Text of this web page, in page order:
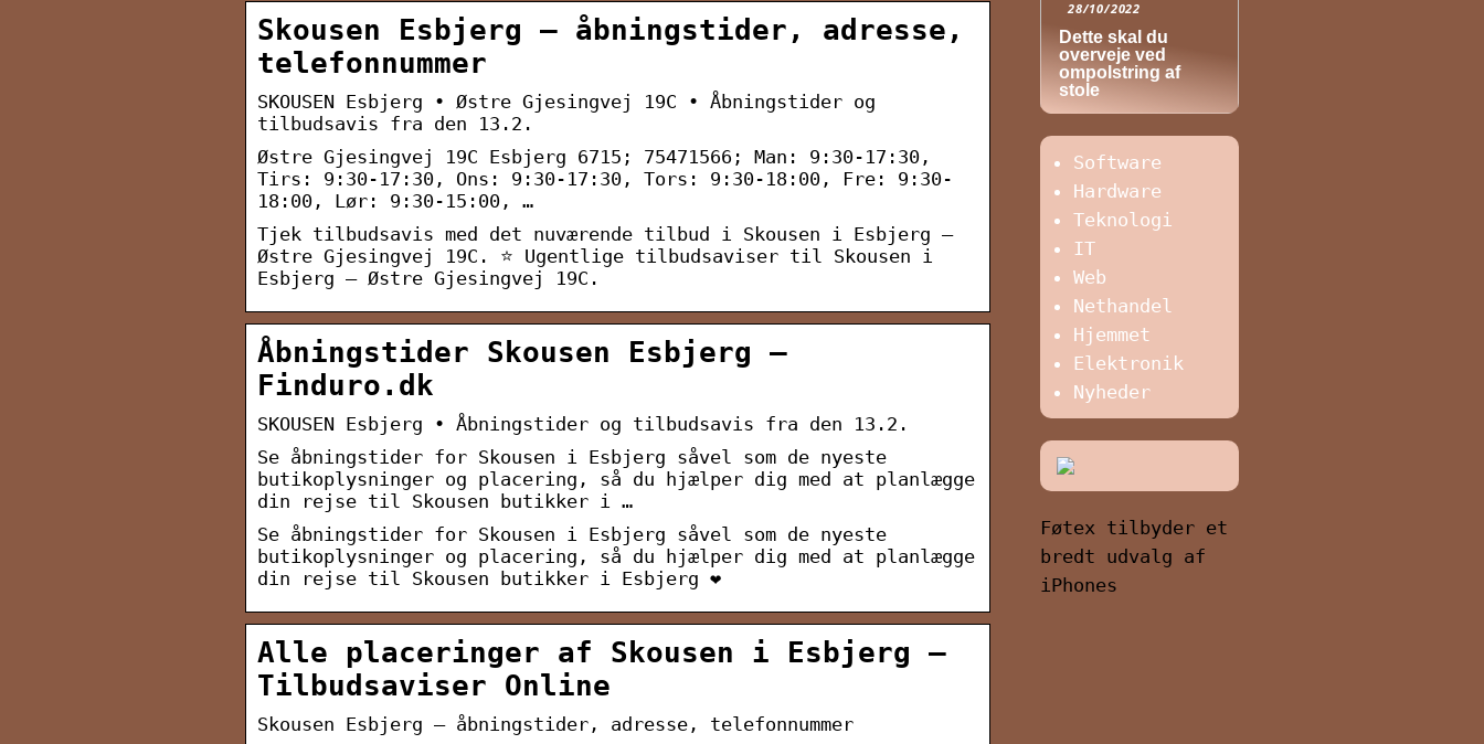
Skousen Esbjerg – åbningstider, adresse,
telefonnummer
SKOUSEN Esbjerg • Østre Gjesingvej 19C • Åbningstider og
tilbudsavis fra den 13.2.
Østre Gjesingvej 19C Esbjerg 6715; 75471566; Man: 9:30-17:30,
Tirs: 9:30-17:30, Ons: 9:30-17:30, Tors: 9:30-18:00, Fre: 9:30-
18:00, Lør: 9:30-15:00, …
Tjek tilbudsavis med det nuværende tilbud i Skousen i Esbjerg –
Østre Gjesingvej 19C. ⭐ Ugentlige tilbudsaviser til Skousen i
Esbjerg – Østre Gjesingvej 19C.
Åbningstider Skousen Esbjerg –
Finduro.dk
SKOUSEN Esbjerg • Åbningstider og tilbudsavis fra den 13.2.
Se åbningstider for Skousen i Esbjerg såvel som de nyeste
butikoplysninger og placering, så du hjælper dig med at planlægge
din rejse til Skousen butikker i …
Se åbningstider for Skousen i Esbjerg såvel som de nyeste
butikoplysninger og placering, så du hjælper dig med at planlægge
din rejse til Skousen butikker i Esbjerg ❤
Alle placeringer af Skousen i Esbjerg –
Tilbudsaviser Online
Skousen Esbjerg – åbningstider, adresse, telefonnummer
28/10/2022
Dette skal du
overveje ved
ompolstring af
stole
Software
Hardware
Teknologi
IT
Web
Nethandel
Hjemmet
Elektronik
Nyheder
Føtex tilbyder et
bredt udvalg af
iPhones